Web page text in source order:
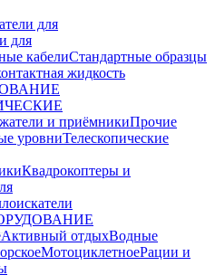
для
для
кабелиСтандартные образцы
жидкость
и приёмникиПрочие
уровниТелескопические
Квадрокоптеры и
Активный отдыхВодные
МотоциклетноеРации и